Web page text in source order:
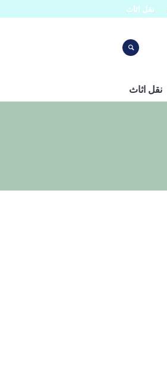
نقل اثاث
نقل اثاث